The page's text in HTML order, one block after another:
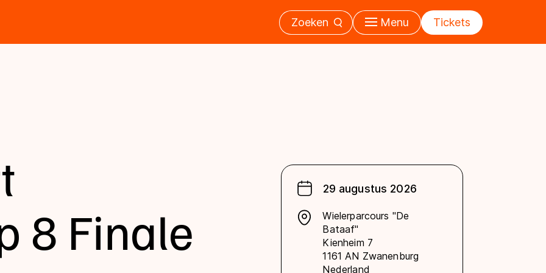
Zoeken Menu Tickets
29 augustus 2026
Wielerparcours "De
Bataaf"
Kienheim 7
1161 AN Zwanenburg
Nederland
8 Finale